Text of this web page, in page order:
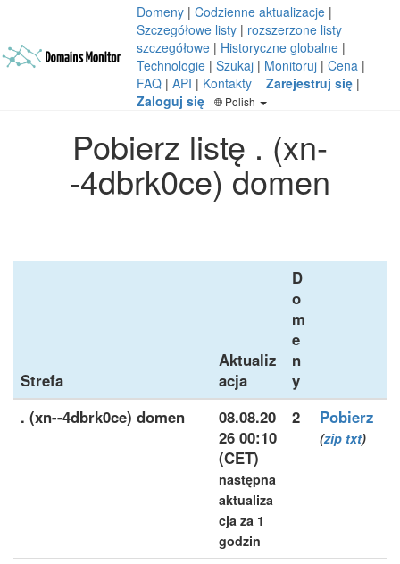
Domeny | Codzienne aktualizacje |
Szczegółowe listy | rozszerzone listy
szczegółowe | Historyczne globalne |
Technologie | Szukaj | Monitoruj | Cena |
FAQ | API | Kontakty Zarejestruj się |
Zaloguj się
Polish
Pobierz listę . (xn-
-4dbrk0ce) domen
Strefa
Aktualiz
acja
D
o
m
e
n
y
. (xn--4dbrk0ce) domen
08.08.20
26 00:10
(CET)
następna
aktualiza
cja za 1
godzin
2 Pobierz
(zip txt)